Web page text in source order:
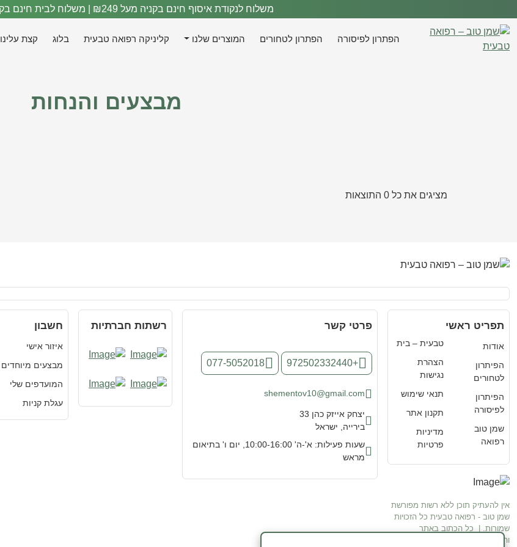
משלוח לנקודת איסוף חינם בקניה מעל ₪249 | משלוח לבית חינם בקניה מעל ₪319
הפתרון לפיסורה הפתרון לטחורים המוצרים שלנו קליניקה רפואה טבעית בלוג קצת עלינו
מבצעים והנחות
מציגים את כל 0 התוצאות
פרטי קשר
+972502332440
077-5052018
shementov10@gmail.com
יצחק אייזק כהן 33
בירייה, ישראל
שעות פעילות: א'-ה' 10:00-16:00, יום ו' בתיאום
מראש
תפריט ראשי
אודות
הפיתרון
לטחורים
הפיתרון
לפיסורה
שמן טוב
רפואה
טבעית – בית
הצהרת
נגישות
תנאי שימוש
תקנון אתר
מדיניות
פרטיות
אין להעתיק תוכן ללא רשות מפורשת
שמן טוב - רפואה טבעית כל הזכויות
שמורות. | כל הכתוב באתר
והמלצותינו אינן מהוות המלצה
רשתות חברתיות חשבון
איזור אישי
מבצעים מיוחדים
המועדפים שלי
עגלת קניות